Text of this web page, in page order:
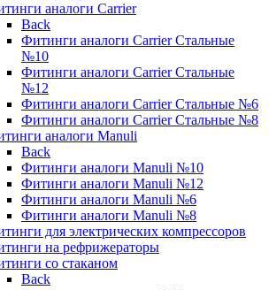
аналоги Carrier
Back
Фитинги аналоги Carrier Стальные
№10
Фитинги аналоги Carrier Стальные
№12
Фитинги аналоги Carrier Стальные №6
Фитинги аналоги Carrier Стальные №8
аналоги Manuli
Back
Фитинги аналоги Manuli №10
Фитинги аналоги Manuli №12
Фитинги аналоги Manuli №6
Фитинги аналоги Manuli №8
для электрических компрессоров
на рефрижераторы
со стаканом
Back